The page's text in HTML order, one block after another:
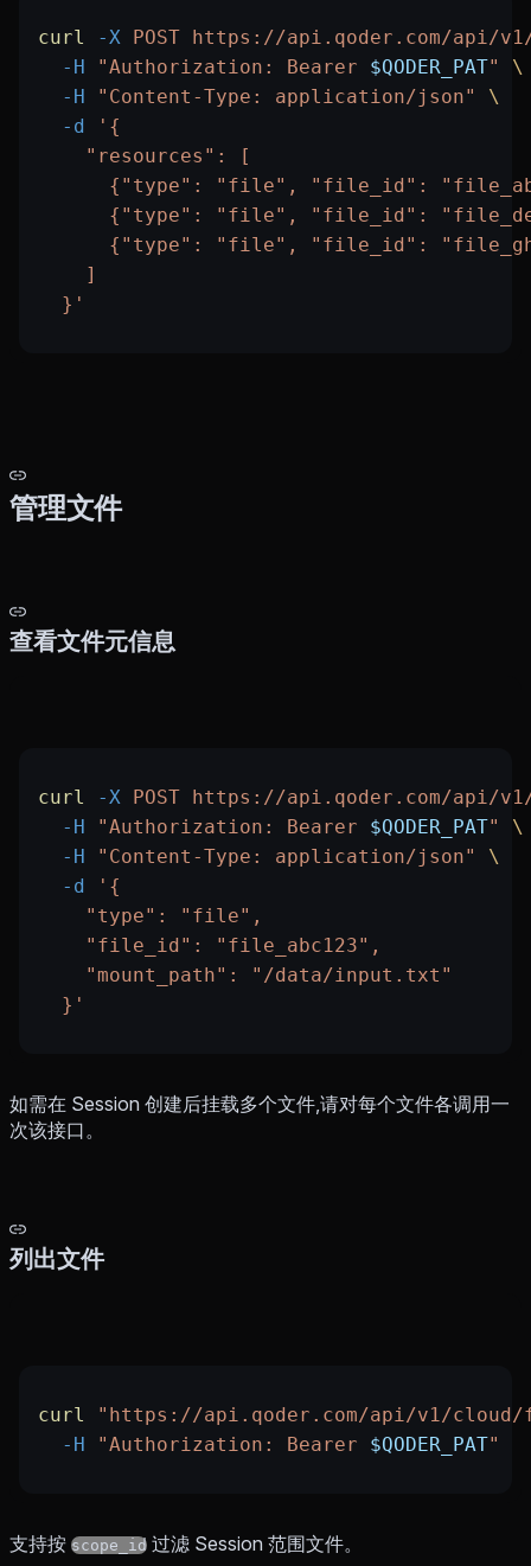
curl -X POST https://api.qoder.com/api/v1/
  -H
"Authorization: Bearer $QODER_PAT"
\
  -H
"Content-Type: application/json"
\
  -d
'{
    "resources": [
{"type": "file", "file_id":
{"type": "file", "file_id":
{"type": "file", "file_id":
    ]
  }'
管理文件
查看文件元信息
curl -X POST https://api.qoder.com/api/v1/
  -H
"Authorization: Bearer $QODER_PAT"
\
  -H
"Content-Type: application/json"
\
  -d
'{
    "type": "file",
    "file_id": "file_abc123",
    "mount_path": "/data/input.txt"
  }'
如需在 Session 创建后挂载多个文件,请对每个文件各调用一
次该接口。
列出文件
curl
"https://api.qoder.com/api/v1/cloud/
  -H
"Authorization: Bearer $QODER_PAT"
支持按 scope_id 过滤 Session 范围文件。